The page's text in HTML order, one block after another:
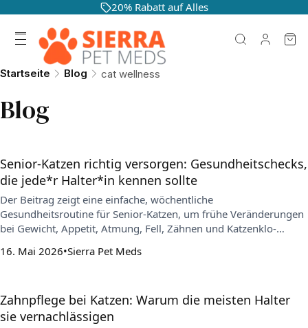
20% Rabatt auf Alles
Startseite Blog cat wellness
Blog
Senior-Katzen richtig versorgen: Gesundheitschecks,
die jede*r Halter*in kennen sollte
Der Beitrag zeigt eine einfache, wöchentliche
Gesundheitsroutine für Senior-Katzen, um frühe Veränderungen
bei Gewicht, Appetit, Atmung, Fell, Zähnen und Katzenklo-
regelmäßige Tierarzt-Checks und konsequente Vorbeugung (z. B.
16. Mai 2026 Sierra Pet Meds
Zahnpflege bei Katzen: Warum die meisten Halter
sie vernachlässigen